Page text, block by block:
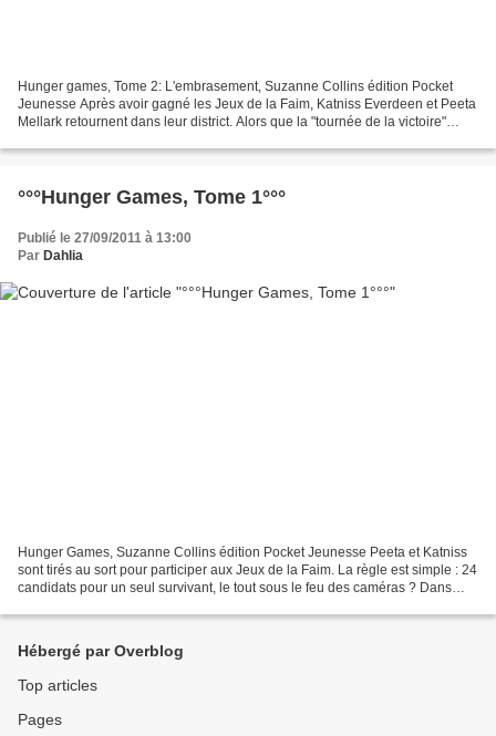
Hunger games, Tome 2: L'embrasement, Suzanne Collins édition Pocket
Jeunesse Après avoir gagné les Jeux de la Faim, Katniss Everdeen et Peeta
Mellark retournent dans leur district. Alors que la "tournée de la victoire"
°°°Hunger Games, Tome 1°°°
Publié le 27/09/2011 à 13:00
Par Dahlia
Hunger Games, Suzanne Collins édition Pocket Jeunesse Peeta et Katniss
sont tirés au sort pour participer aux Jeux de la Faim. La règle est simple : 24
candidats pour un seul survivant, le tout sous le feu des caméras ? Dans
Hébergé par Overblog
Top articles
Pages